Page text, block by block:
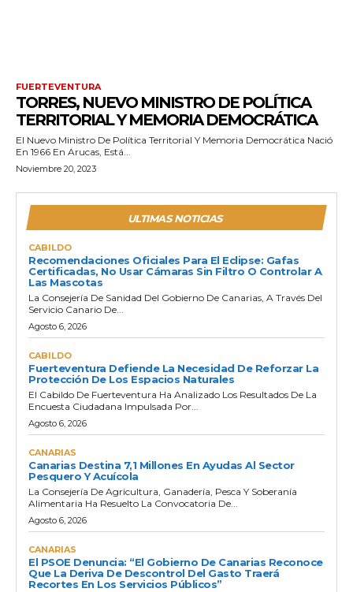
FUERTEVENTURA
TORRES, NUEVO MINISTRO DE POLÍTICA
TERRITORIAL Y MEMORIA DEMOCRÁTICA
El Nuevo Ministro De Política Territorial Y Memoria Democrática Nació
En 1966 En Arucas, Está...
Noviembre 20, 2023
ULTIMAS NOTICIAS
CABILDO
Recomendaciones Oficiales Para El Eclipse: Gafas
Certificadas, No Usar Cámaras Sin Filtro O Controlar A
Las Mascotas
La Consejería De Sanidad Del Gobierno De Canarias, A Través Del
Servicio Canario De...
Agosto 6, 2026
CABILDO
Fuerteventura Defiende La Necesidad De Reforzar La
Protección De Los Espacios Naturales
El Cabildo De Fuerteventura Ha Analizado Los Resultados De La
Encuesta Ciudadana Impulsada Por...
Agosto 6, 2026
CANARIAS
Canarias Destina 7,1 Millones En Ayudas Al Sector
Pesquero Y Acuícola
La Consejería De Agricultura, Ganadería, Pesca Y Soberanía
Alimentaria Ha Resuelto La Convocatoria De...
Agosto 6, 2026
CANARIAS
El PSOE Denuncia: “El Gobierno De Canarias Reconoce
Que La Deriva De Descontrol Del Gasto Traerá
Recortes En Los Servicios Públicos”